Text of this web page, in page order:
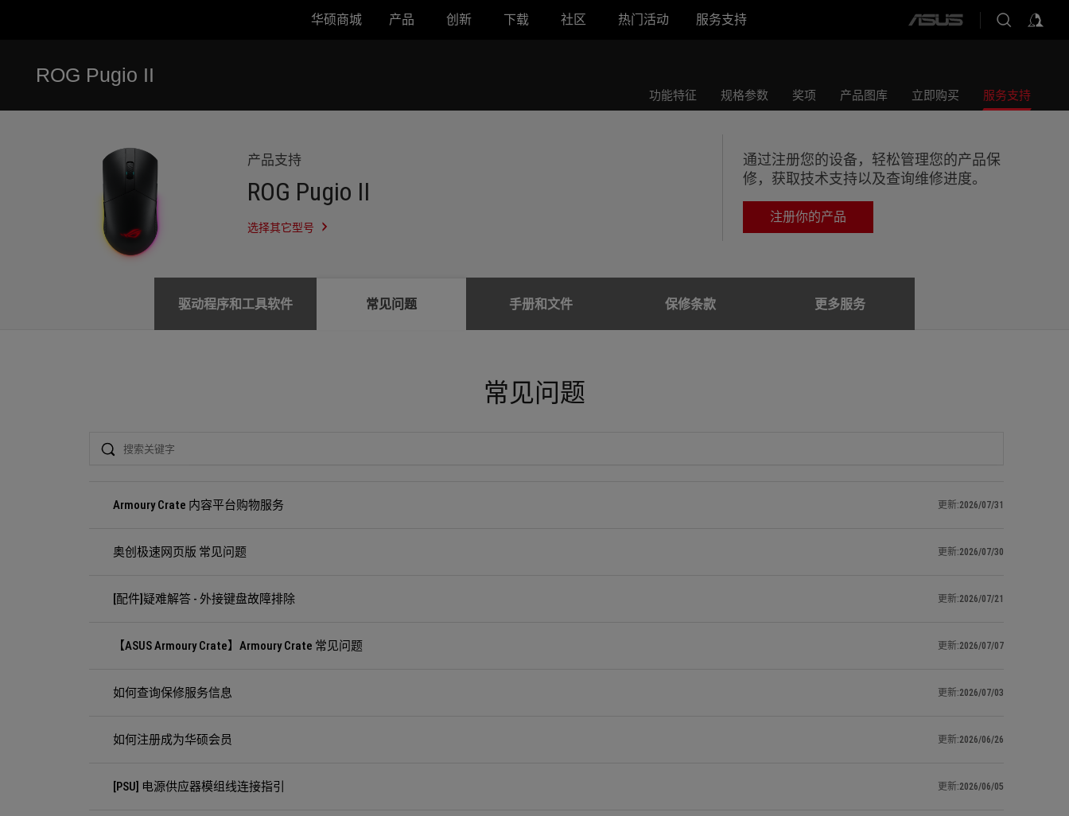
华硕商城 产品 创新 下载 社区 热门活动 服务支持
ASUS
ROG Pugio II
服
功能特征 规格参数 奖项 产品图库 立即购买 服务支持
产品支持
ROG Pugio II
选择其它型号
通过注册您的设备，轻松管理您的产品保
修，获取技术支持以及查询维修进度。
注册你的产品
驱动程序和工具软件 常见问题 手册和文件 保修条款 更多服务
常见问题
Armoury Crate 内容平台购物服务 更新:2026/07/31
奥创极速网页版 常见问题 更新:2026/07/30
[配件]疑难解答 - 外接键盘故障排除 更新:2026/07/21
【ASUS Armoury Crate】Armoury Crate 常见问题 更新:2026/07/07
如何查询保修服务信息 更新:2026/07/03
如何注册成为华硕会员 更新:2026/06/26
[PSU] 电源供应器模组线连接指引 更新:2026/06/05